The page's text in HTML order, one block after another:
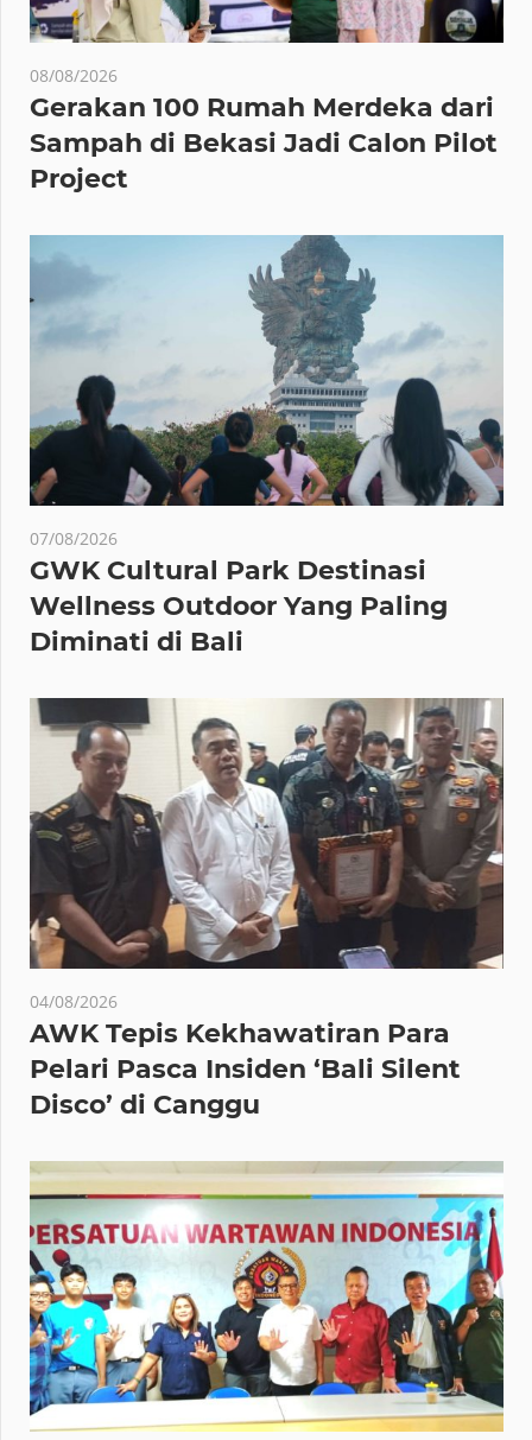
08/08/2026
Gerakan 100 Rumah Merdeka dari
Sampah di Bekasi Jadi Calon Pilot
Project
07/08/2026
GWK Cultural Park Destinasi
Wellness Outdoor Yang Paling
Diminati di Bali
04/08/2026
AWK Tepis Kekhawatiran Para
Pelari Pasca Insiden ‘Bali Silent
Disco’ di Canggu